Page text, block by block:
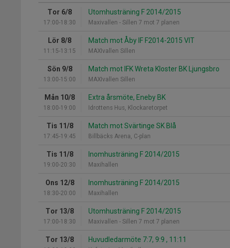
Tor 6/8
17:00-18:30
Utomhusträning F 2014/2015
Maxivallen - Sillen 7 mot 7 planen
Lör 8/8
11:15-13:15
Match mot Åby IF F2014-2015 VIT
MAXIvallen Sillen
Sön 9/8
13:00-15:00
Match mot IFK Wreta Kloster BK Ljungsbro
MAXIvallen Sillen
Mån 10/8
18:00-19:00
Extra årsmöte, Eneby BK
Idrottens Hus, Klockaretorpet
Tis 11/8
17:45-19:45
Match mot Svärtinge SK Blå
Billbäcks Arena, C-plan
Tis 11/8
19:00-20:30
Inomhusträning F 2014/2015
Maxihallen
Ons 12/8
18:30-20:00
Inomhusträning F 2014/2015
Maxihallen
Tor 13/8
17:00-18:30
Utomhusträning F 2014/2015
Maxivallen - Sillen 7 mot 7 planen
Tor 13/8 Huvudledarmöte 7:7, 9:9 , 11:11